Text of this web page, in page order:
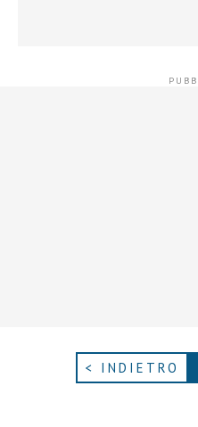
< INDIETRO